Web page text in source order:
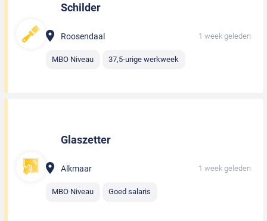
Schilder
Roosendaal 1 week geleden
MBO Niveau 37,5-urige werkweek
Glaszetter
Alkmaar 1 week geleden
MBO Niveau Goed salaris